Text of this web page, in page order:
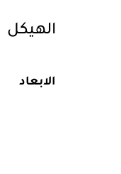
الهيكل
الابعاد